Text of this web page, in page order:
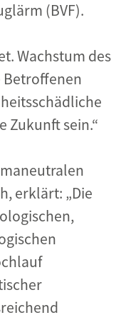
(BVF).
Wachstum des
Zukunft sein.“
erklärt: „Die